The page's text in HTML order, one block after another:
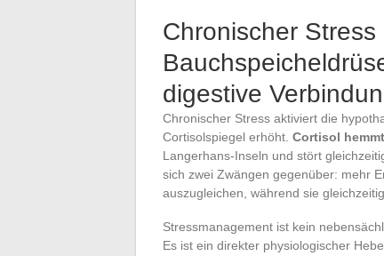
Chronischer Stress
digestive
Chronischer Stress aktiviert die
Cortisolspiegel erhöht. Cortisol
Langerhans-Inseln und stört
sich zwei Zwängen gegenüber: mehr
auszugleichen, während sie
Stressmanagement ist kein
Es ist ein direkter physiologischer